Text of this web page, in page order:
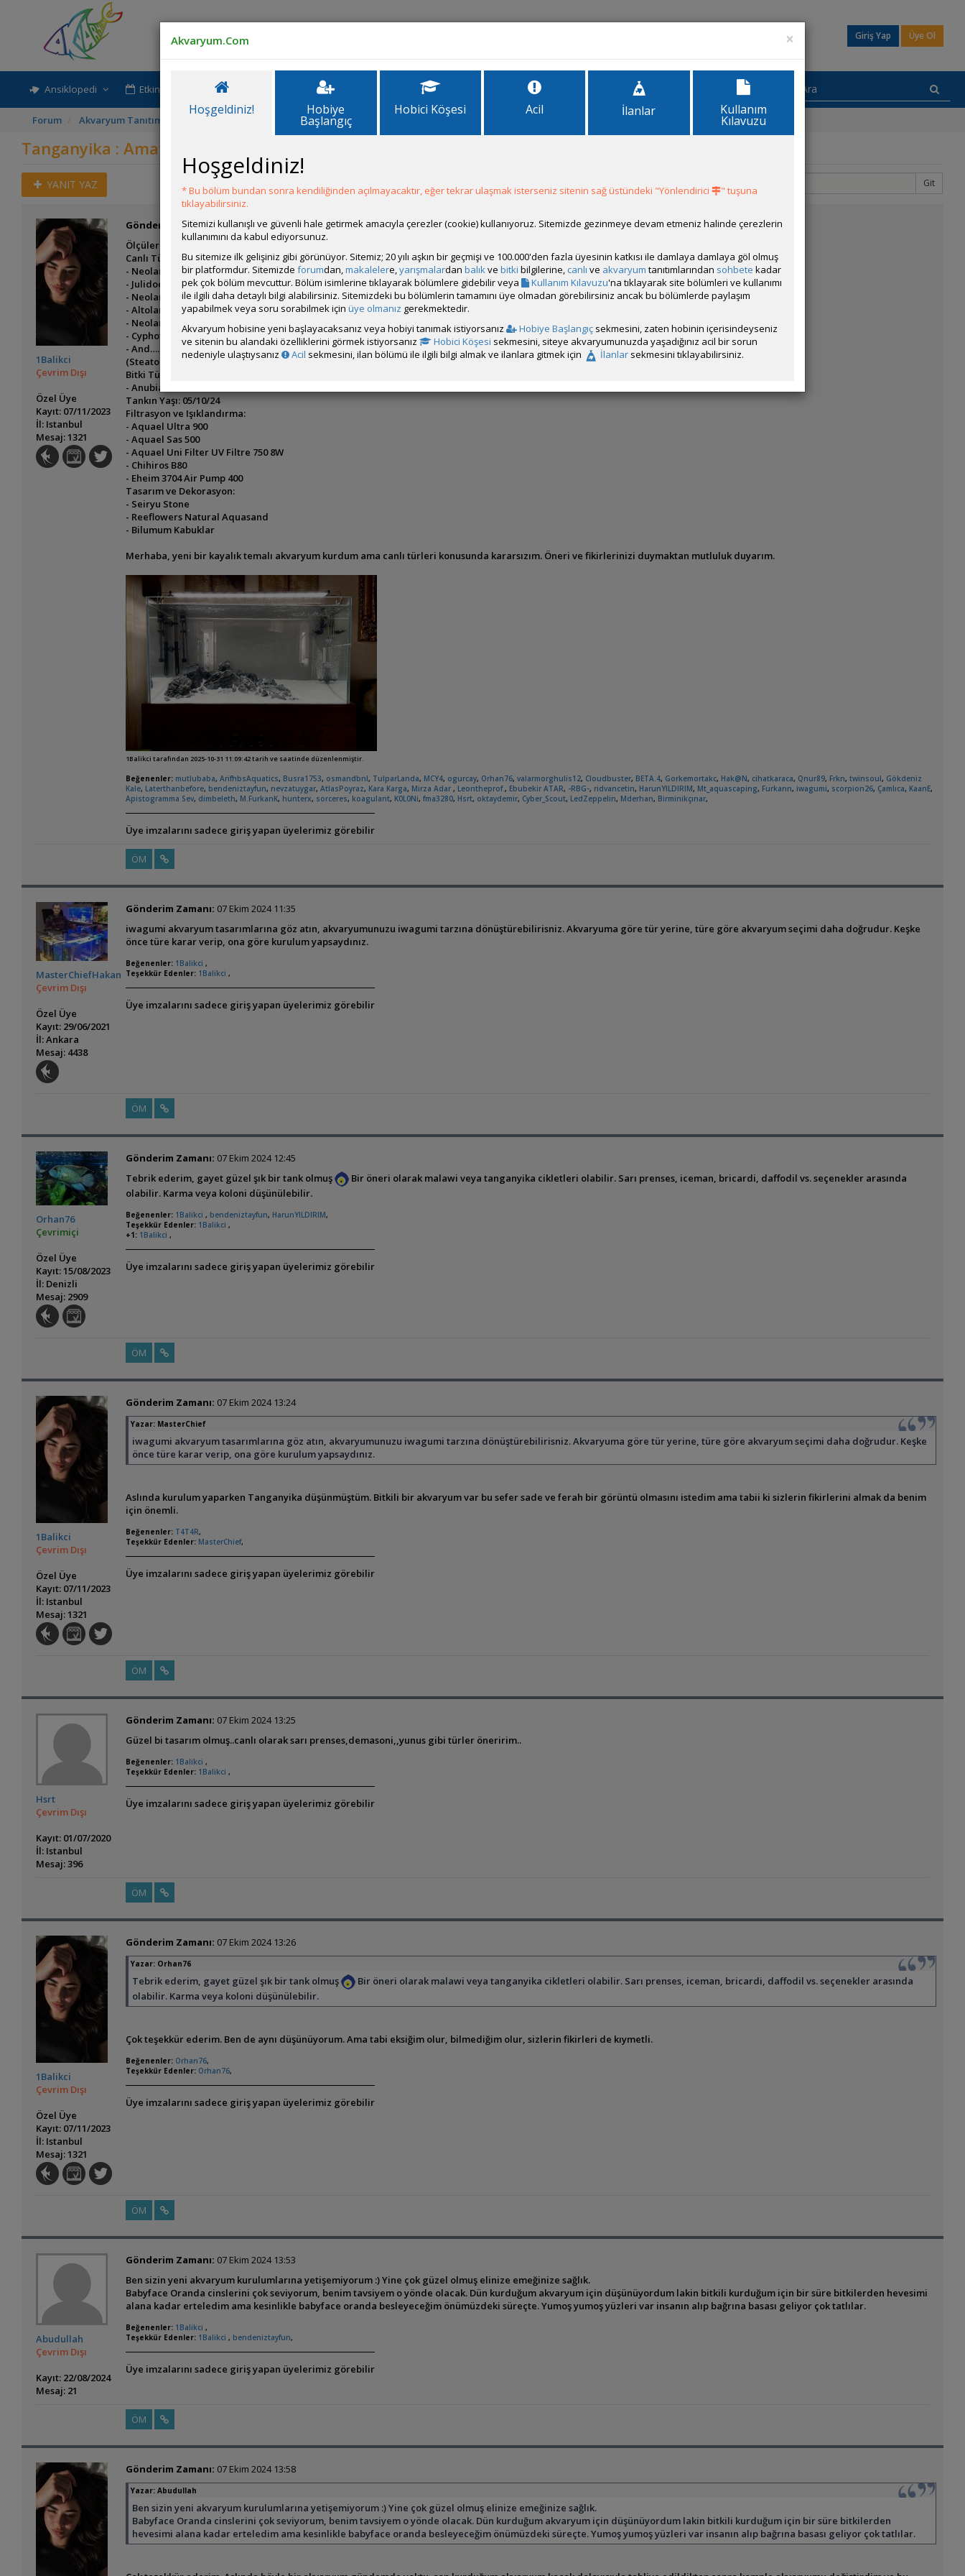
Giriş Yap Üye Ol
Ansiklopedi Etkinlik-Paylaşım İlanlar Forum
Forum Akvaryum Tanıtımı Tanganyika : Amatör Dokunuş
Tanganyika : Amatör Dokunuş
YANIT YAZ Git
1Balikci
Çevrim Dışı
Özel Üye
Kayıt: 07/11/2023
İl: Istanbul
Mesaj: 1321
Gönderim Zamanı: 07 Ekim 2024 10:03
Ölçüler: 90*40*50
Canlı Türleri:
- Neolamprologus Brichardi “Albino”
- Julidochromis Marlieri
- Neolamprologus Leleupi
- Altolamprologus calvus
- Neolamprologus Caudopunctatus
- Cyphotilapia Frontosa “Moba”
- And…. especially you, monkey head ☺
(Steatocranus casuarius)
Bitki Türleri:
- Anubias
Tankın Yaşı: 05/10/24
Filtrasyon ve Işıklandırma:
- Aquael Ultra 900
- Aquael Sas 500
- Aquael Uni Filter UV Filtre 750 8W
- Chihiros B80
- Eheim 3704 Air Pump 400
Tasarım ve Dekorasyon:
- Seiryu Stone
- Reeflowers Natural Aquasand
- Bilumum Kabuklar
Merhaba, yeni bir kayalık temalı akvaryum kurdum ama canlı türleri konusunda kararsızım. Öneri ve fikirlerinizi duymaktan mutluluk duyarım.
1Balikci tarafından 2025-10-31 11:09:42 tarih ve saatinde düzenlenmiştir.
Beğenenler: mutlubaba,ArifhbsAquatics, Busra1753, osmandbnl, TulparLanda, MCY4, ogurcay, Orhan76,valarmorghulis12, Cloudbuster, BETA.4, Gorkemortakc, Hak@N, cihatkaraca, Qnur89, Frkn,twinsoul, Gökdeniz
Kale, Laterthanbefore, bendeniztayfun, nevzatuygar,AtlasPoyraz, Kara Karga, Mirza Adar, Leontheprof., Ebubekir ATAR, -RBG-, ridvancetin, HarunYILDIRIM, Mt_aquascaping, Furkann, iwagumi, scorpion26, Çamlıca, KaanE,
Apistogramma Sev, dimbeleth, M.FurkanK, hunterx, sorceres, koagulant, K0L0Ni,fma3280, Hsrt, oktaydemir, Cyber_Scout, LedZeppelin, Mderhan, Birminikçınar,
Üye imzalarını sadece giriş yapan üyelerimiz görebilir
ÖM
MasterChiefHakan
Çevrim Dışı
Özel Üye
Kayıt: 29/06/2021
İl: Ankara
Mesaj: 4438
Gönderim Zamanı: 07 Ekim 2024 11:35
iwagumi akvaryum tasarımlarına göz atın, akvaryumunuzu iwagumi tarzına dönüştürebilirisniz. Akvaryuma göre tür yerine, türe göre akvaryum seçimi daha doğrudur. Keşke
önce türe karar verip, ona göre kurulum yapsaydınız.
Beğenenler: 1Balikci,
Teşekkür Edenler: 1Balikci,
Üye imzalarını sadece giriş yapan üyelerimiz görebilir
ÖM
Orhan76
Çevrimiçi
Özel Üye
Kayıt: 15/08/2023
İl: Denizli
Mesaj: 2909
Gönderim Zamanı: 07 Ekim 2024 12:45
Tebrik ederim, gayet güzel şık bir tank olmuş
Bir öneri olarak malawi veya tanganyika cikletleri olabilir. Sarı prenses, iceman, bricardi, daffodil vs. seçenekler arasında
olabilir. Karma veya koloni düşünülebilir.
Beğenenler: 1Balikci, bendeniztayfun, HarunYILDIRIM,
Teşekkür Edenler: 1Balikci,
+1: 1Balikci,
Üye imzalarını sadece giriş yapan üyelerimiz görebilir
ÖM
1Balikci
Çevrim Dışı
Özel Üye
Kayıt: 07/11/2023
İl: Istanbul
Mesaj: 1321
Gönderim Zamanı: 07 Ekim 2024 13:24
Yazar: MasterChief
iwagumi akvaryum tasarımlarına göz atın, akvaryumunuzu iwagumi tarzına dönüştürebilirisniz. Akvaryuma göre tür yerine, türe göre akvaryum seçimi daha doğrudur. Keşke
önce türe karar verip, ona göre kurulum yapsaydınız.
Aslında kurulum yaparken Tanganyika düşünmüştüm. Bitkili bir akvaryum var bu sefer sade ve ferah bir görüntü olmasını istedim ama tabii ki sizlerin fikirlerini almak da benim
için önemli.
Beğenenler: T4T4R,
Teşekkür Edenler: MasterChief,
Üye imzalarını sadece giriş yapan üyelerimiz görebilir
ÖM
Hsrt
Çevrim Dışı
Kayıt: 01/07/2020
İl: Istanbul
Mesaj: 396
Gönderim Zamanı: 07 Ekim 2024 13:25
Güzel bi tasarım olmuş..canlı olarak sarı prenses,demasoni,,yunus gibi türler öneririm..
Beğenenler: 1Balikci,
Teşekkür Edenler: 1Balikci,
Üye imzalarını sadece giriş yapan üyelerimiz görebilir
ÖM
1Balikci
Çevrim Dışı
Özel Üye
Kayıt: 07/11/2023
İl: Istanbul
Mesaj: 1321
Gönderim Zamanı: 07 Ekim 2024 13:26
Yazar: Orhan76
Tebrik ederim, gayet güzel şık bir tank olmuş
Bir öneri olarak malawi veya tanganyika cikletleri olabilir. Sarı prenses, iceman, bricardi, daffodil vs. seçenekler arasında
olabilir. Karma veya koloni düşünülebilir.
Çok teşekkür ederim. Ben de aynı düşünüyorum. Ama tabi eksiğim olur, bilmediğim olur, sizlerin fikirleri de kıymetli.
Beğenenler: Orhan76,
Teşekkür Edenler: Orhan76,
Üye imzalarını sadece giriş yapan üyelerimiz görebilir
ÖM
Abudullah
Çevrim Dışı
Kayıt: 22/08/2024
Mesaj: 21
Gönderim Zamanı: 07 Ekim 2024 13:53
Ben sizin yeni akvaryum kurulumlarına yetişemiyorum :) Yine çok güzel olmuş elinize emeğinize sağlık.
Babyface Oranda cinslerini çok seviyorum, benim tavsiyem o yönde olacak. Dün kurduğum akvaryum için düşünüyordum lakin bitkili kurduğum için bir süre bitkilerden hevesimi
alana kadar erteledim ama kesinlikle babyface oranda besleyeceğim önümüzdeki süreçte. Yumoş yumoş yüzleri var insanın alıp bağrına basası geliyor çok tatlılar.
Beğenenler: 1Balikci,
Teşekkür Edenler: 1Balikci, bendeniztayfun,
Üye imzalarını sadece giriş yapan üyelerimiz görebilir
ÖM
Gönderim Zamanı: 07 Ekim 2024 13:58
Yazar:Abudullah
Ben sizin yeni akvaryum kurulumlarına yetişemiyorum :) Yine çok güzel olmuş elinize emeğinize sağlık.
Babyface Oranda cinslerini çok seviyorum, benim tavsiyem o yönde olacak. Dün kurduğum akvaryum için düşünüyordum lakin bitkili kurduğum için bir süre bitkilerden
hevesimi alana kadar erteledim ama kesinlikle babyface oranda besleyeceğim önümüzdeki süreçte. Yumoş yumoş yüzleri var insanın alıp bağrına basası geliyor çok tatlılar.
×
Akvaryum.Com
Hoşgeldiniz! Hobiye
Başlangıç
Hobici Köşesi Acil İlanlar Kullanım
Kılavuzu
Hoşgeldiniz!
* Bu bölüm bundan sonra kendiliğinden açılmayacaktır, eğer tekrar ulaşmak isterseniz sitenin sağ üstündeki "Yönlendirici
" tuşuna
tıklayabilirsiniz.
Sitemizi kullanışlı ve güvenli hale getirmek amacıyla çerezler (cookie) kullanıyoruz. Sitemizde gezinmeye devam etmeniz halinde çerezlerin
kullanımını da kabul ediyorsunuz.
Bu sitemize ilk gelişiniz gibi görünüyor. Sitemiz; 20 yılı aşkın bir geçmişi ve 100.000'den fazla üyesinin katkısı ile damlaya damlaya göl olmuş
bir platformdur. Sitemizde forumdan,makalelere,yarışmalardan balıkve bitki bilgilerine, canlı ve akvaryum tanıtımlarından sohbete kadar
pek çok bölüm mevcuttur. Bölüm isimlerine tıklayarak bölümlere gidebilir veya
Kullanım Kılavuzu'na tıklayarak site bölümleri ve kullanımı
ile ilgili daha detaylı bilgi alabilirsiniz. Sitemizdeki bu bölümlerin tamamını üye olmadan görebilirsiniz ancak bu bölümlerde paylaşım
yapabilmek veya soru sorabilmek için üye olmanız gerekmektedir.
Akvaryum hobisine yeni başlayacaksanız veya hobiyi tanımak istiyorsanız
Hobiye Başlangıç sekmesini, zaten hobinin içerisindeyseniz
ve sitenin bu alandaki özelliklerini görmek istiyorsanız
Hobici Köşesi sekmesini, siteye akvaryumunuzda yaşadığınız acil bir sorun
nedeniyle ulaştıysanız
Acil sekmesini, ilan bölümü ile ilgili bilgi almak ve ilanlara gitmek için İlanlar sekmesini tıklayabilirsiniz.